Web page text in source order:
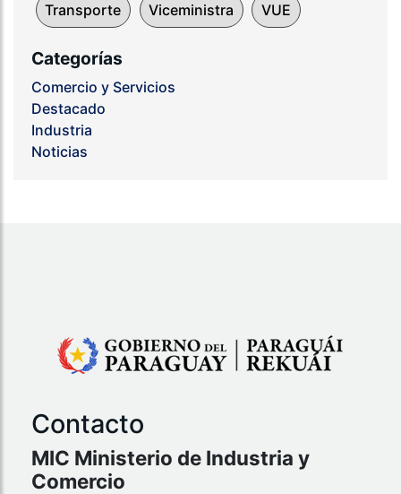
Transporte Viceministra VUE
Categorías
Comercio y Servicios
Destacado
Industria
Noticias
Contacto
MIC Ministerio de Industria y
Comercio